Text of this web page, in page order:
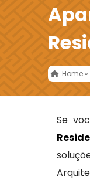
Home »
Se